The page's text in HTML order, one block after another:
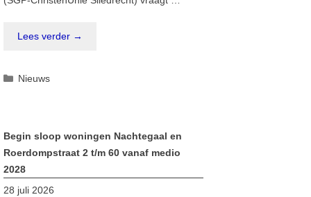
Lees verder →
Categorieën
Nieuws
Begin sloop woningen Nachtegaal en
Roerdompstraat 2 t/m 60 vanaf medio
2028
28 juli 2026